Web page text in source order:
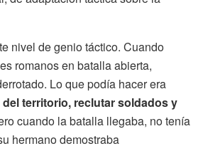
nivel de genio táctico. Cuando
romanos en batalla abierta,
Lo que podía hacer era
territorio, reclutar soldados y
cuando la batalla llegaba, no tenía
hermano demostraba